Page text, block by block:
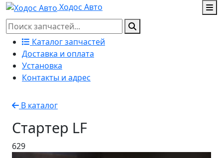
Ходос Авто
Каталог запчастей
Доставка и оплата
Установка
Контакты и адрес
В каталог
Стартер LF
629